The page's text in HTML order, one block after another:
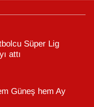
Süper Lig
attı
Güneş hem Ay